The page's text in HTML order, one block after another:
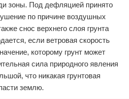
зоны. Под дефляцией принято
по причине воздушных
снос верхнего слоя грунта
если ветровая скорость
которому грунт может
сила природного явления
что никакая грунтовая
землю.